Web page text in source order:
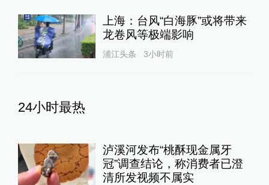
上海：台风“白海豚”或将带来
龙卷风等极端影响
浦江头条 3小时前
24小时最热
泸溪河发布“桃酥现金属牙
冠”调查结论，称消费者已澄
清所发视频不属实